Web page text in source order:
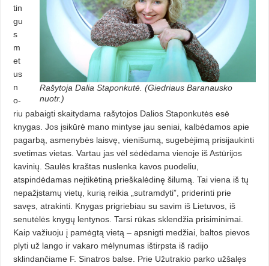
Rašytoja Dalia Staponkutė. (Giedriaus Baranausko
nuotr.)
tin
gu
s
m
et
us
n
o­
riu pabaigti skaitydama rašytojos Da­lios Staponkutės esė
knygas. Jos įsi­kūrė mano mintyse jau seniai, kalbėdamos apie
pagarbą, asmenybės lais­vę, vienišumą, sugebėjimą prisijaukinti
svetimas vietas. Vartau jas vėl sė­dėdama vienoje iš Astūrijos
kavinių. Saulės kraštas nuslenka kavos puode­liu,
atspindėdamas neįtikėtiną prieš­ka­lė­dinę šilumą. Tai viena iš tų
nepa­žįstamų vietų, kurią reikia „sutram­dy­ti”, priderinti prie
savęs, atrakinti. Knygas prigriebiau su savim iš Lie­tu­vos, iš
senutėlės knygų lentynos. Tar­si rūkas sklendžia prisiminimai.
Kaip važiuoju į pamėgtą vietą – ap­snig­ti medžiai, baltos pievos
plyti už lango ir vakaro mėlynumas ištirpsta iš radijo
sklindančiame F. Sinatros balse. Prie Užutrakio parko užšalęs